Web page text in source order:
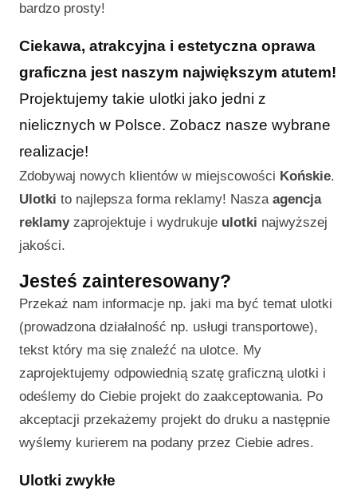
bardzo prosty!
Ciekawa, atrakcyjna i estetyczna oprawa
graficzna jest naszym największym atutem!
Projektujemy takie ulotki jako jedni z
nielicznych w Polsce. Zobacz nasze wybrane
realizacje!
Zdobywaj nowych klientów w miejscowości Końskie.
Ulotki to najlepsza forma reklamy! Nasza agencja
reklamyzaprojektuje i wydrukuje ulotki najwyższej
jakości.
Jesteś zainteresowany?
Przekaż nam informacje np. jaki ma być temat ulotki
(prowadzona działalność np. usługi transportowe),
tekst który ma się znaleźć na ulotce. My
zaprojektujemy odpowiednią szatę graficzną ulotki i
odeślemy do Ciebie projekt do zaakceptowania. Po
akceptacji przekażemy projekt do druku a następnie
wyślemy kurierem na podany przez Ciebie adres.
Ulotki zwykłe